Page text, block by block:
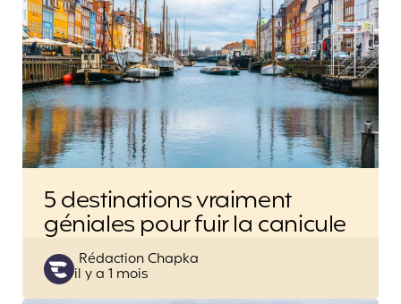
5 destinations vraiment
géniales pour fuir la canicule
Posted
by
Rédaction Chapka
il y a 1 mois